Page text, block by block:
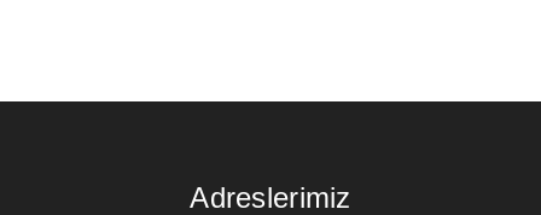
Adreslerimiz